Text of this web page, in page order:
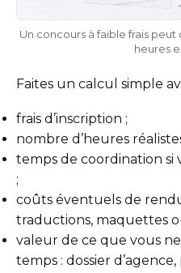
Un concours à faible frais
heures
Faites un calcul simple
frais d’inscription ;
nombre d’heures
temps de coordination si
;
coûts éventuels de
traductions, maquettes
valeur de ce que vous
temps : dossier